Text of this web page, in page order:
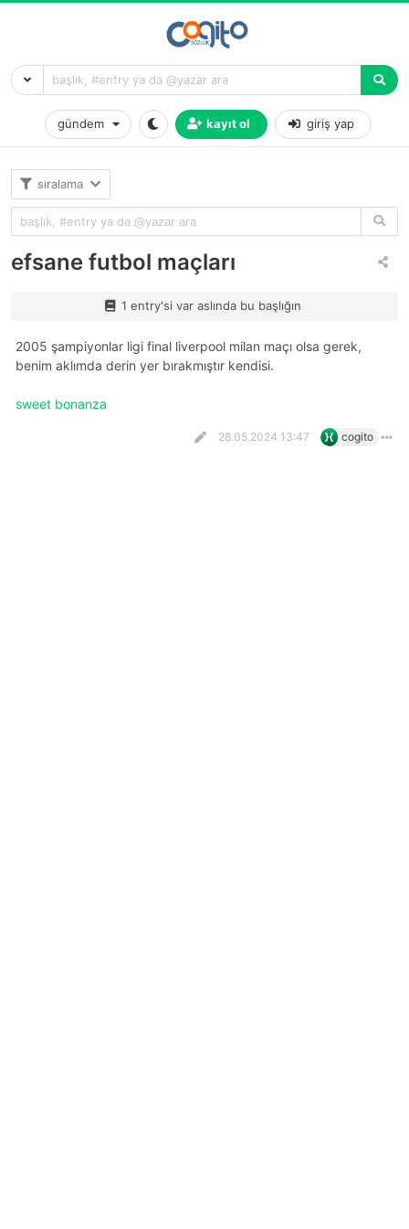
gündem kayıt ol giriş yap
sıralama
efsane futbol maçları
1 entry'si var aslında bu başlığın
2005 şampiyonlar ligi final liverpool milan maçı olsa gerek,
benim aklımda derin yer bırakmıştır kendisi.
sweet bonanza
28.05.2024 13:47 cogito